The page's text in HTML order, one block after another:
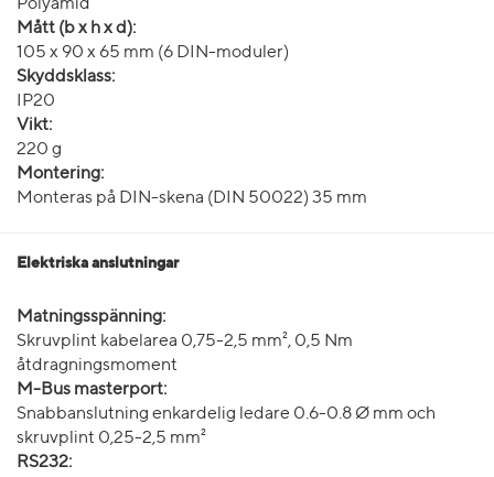
Polyamid
Mått (b x h x d):
105 x 90 x 65 mm (6 DIN-moduler)
Skyddsklass:
IP20
Vikt:
220 g
Montering:
Monteras på DIN-skena (DIN 50022) 35 mm
Elektriska anslutningar
Matningsspänning:
Skruvplint kabelarea 0,75-2,5 mm², 0,5 Nm
åtdragningsmoment
M-Bus masterport:
Snabbanslutning enkardelig ledare 0.6-0.8 Ø mm och
skruvplint 0,25-2,5 mm²
RS232: